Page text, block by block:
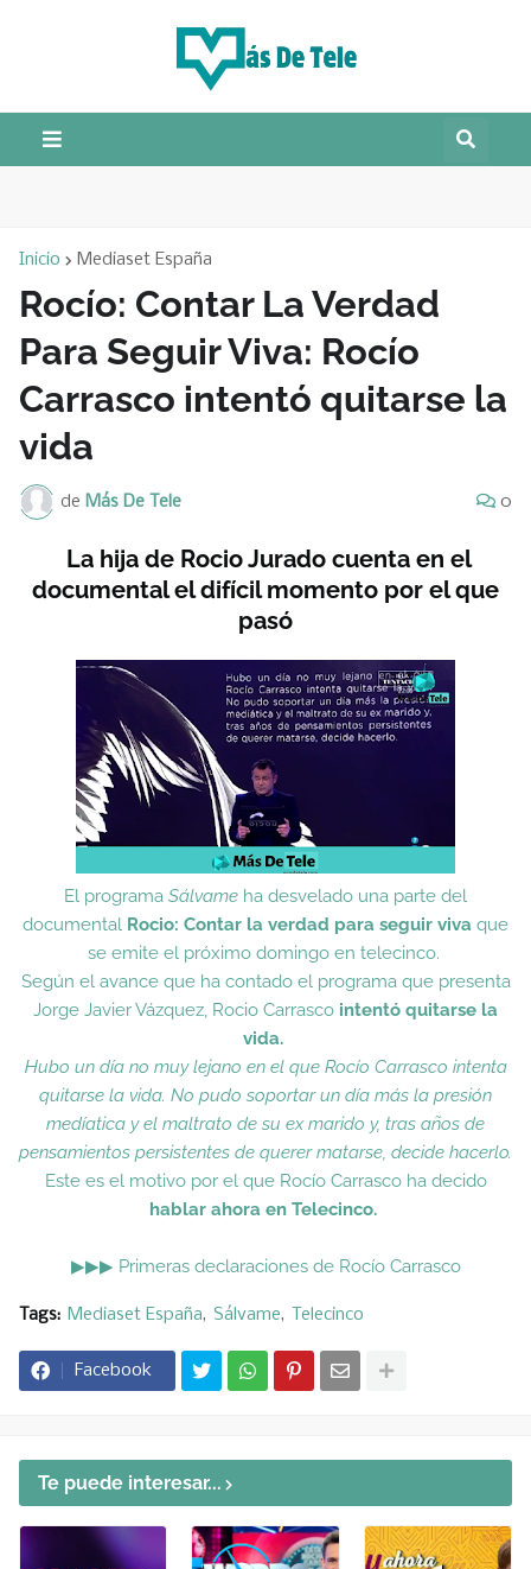
Inicio Mediaset España
Rocío: Contar La Verdad
Para Seguir Viva: Rocío
Carrasco intentó quitarse la
vida
de Más De Tele 0
La hija de Rocio Jurado cuenta en el
documental el difícil momento por el que
pasó
El programa Sálvame ha desvelado una parte del
documental Rocio: Contar la verdad para seguir viva que
se emite el próximo domingo en telecinco.
Según el avance que ha contado el programa que presenta
Jorge Javier Vázquez, Rocio Carrasco intentó quitarse la
vida.
Hubo un día no muy lejano en el que Rocío Carrasco intenta
quitarse la vida. No pudo soportar un día más la presión
medíatica y el maltrato de su ex marido y, tras años de
pensamientos persistentes de querer matarse, decide hacerlo.
Este es el motivo por el que Rocío Carrasco ha decido
hablar ahora en Telecinco.
▶▶▶ Primeras declaraciones de Rocío Carrasco
Tags: Mediaset España Sálvame Telecinco
Facebook
Te puede interesar...